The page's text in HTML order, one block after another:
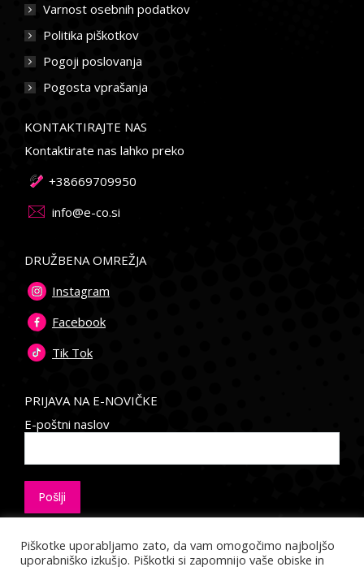
Varnost osebnih podatkov
Politika piškotkov
Pogoji poslovanja
Pogosta vprašanja
KONTAKTIRAJTE NAS
Kontaktirate nas lahko preko
+38669709950
info@e-co.si
DRUŽBENA OMREŽJA
Instagram
Facebook
Tik Tok
PRIJAVA NA E-NOVIČKE
E-poštni naslov
Piškotke uporabljamo zato, da vam omogočimo najboljšo
uporabniško izkušjo. Piškotki si zapomnijo vaše obiske in